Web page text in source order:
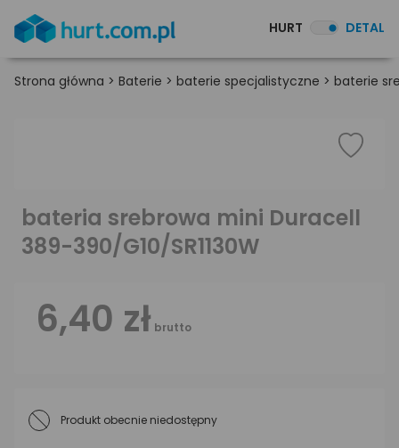
HURT DETAL
Strona główna > Baterie > baterie specjalistyczne > baterie
bateria srebrowa mini Duracell
389-390/G10/SR1130W
6,40 zł brutto
Produkt obecnie niedostępny